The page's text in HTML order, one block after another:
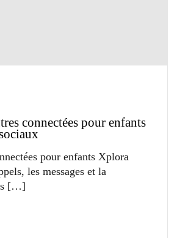
connectées pour enfants
pour enfants Xplora
les messages et la